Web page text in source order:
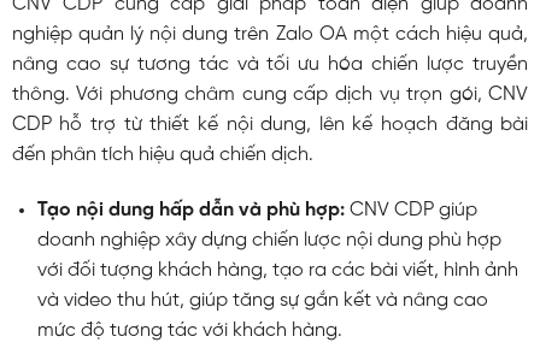
CNV CDP cung cấp giải pháp toàn diện giúp doanh
nghiệp quản lý nội dung trên Zalo OA một cách hiệu quả,
nâng cao sự tương tác và tối ưu hóa chiến lược truyền
thông. Với phương châm cung cấp dịch vụ trọn gói, CNV
CDP hỗ trợ từ thiết kế nội dung, lên kế hoạch đăng bài
đến phân tích hiệu quả chiến dịch.
Tạo nội dung hấp dẫn và phù hợp: CNV CDP giúp
doanh nghiệp xây dựng chiến lược nội dung phù hợp
với đối tượng khách hàng, tạo ra các bài viết, hình ảnh
và video thu hút, giúp tăng sự gắn kết và nâng cao
mức độ tương tác với khách hàng.